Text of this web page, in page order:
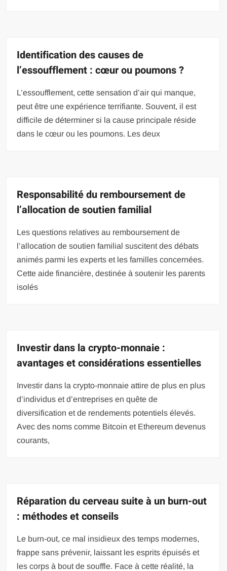
Identification des causes de
l’essoufflement : cœur ou poumons ?
L’essoufflement, cette sensation d’air qui manque,
peut être une expérience terrifiante. Souvent, il est
difficile de déterminer si la cause principale réside
dans le cœur ou les poumons. Les deux
Responsabilité du remboursement de
l’allocation de soutien familial
Les questions relatives au remboursement de
l’allocation de soutien familial suscitent des débats
animés parmi les experts et les familles concernées.
Cette aide financière, destinée à soutenir les parents
isolés
Investir dans la crypto-monnaie :
avantages et considérations essentielles
Investir dans la crypto-monnaie attire de plus en plus
d’individus et d’entreprises en quête de
diversification et de rendements potentiels élevés.
Avec des noms comme Bitcoin et Ethereum devenus
courants,
Réparation du cerveau suite à un burn-out
: méthodes et conseils
Le burn-out, ce mal insidieux des temps modernes,
frappe sans prévenir, laissant les esprits épuisés et
les corps à bout de souffle. Face à cette réalité, la